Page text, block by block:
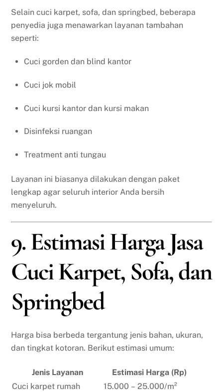
Selain cuci karpet, sofa, dan springbed, beberapa
penyedia juga menawarkan layanan tambahan
seperti:
Cuci gorden dan blind kantor
Cuci jok mobil
Cuci kursi kantor dan kursi makan
Disinfeksi ruangan
Treatment anti tungau
Layanan ini biasanya dilakukan dengan paket
lengkap agar seluruh interior Anda bersih
menyeluruh.
9. Estimasi Harga Jasa
Cuci Karpet, Sofa, dan
Springbed
Harga bisa berbeda tergantung jenis bahan, ukuran,
dan tingkat kotoran. Berikut estimasi umum:
Jenis Layanan
Estimasi Harga (Rp)
Cuci karpet rumah
15.000 – 25.000/m²